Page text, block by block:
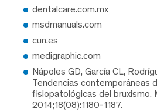
dentalcare.com.mx
msdmanuals.com
cun.es
medigraphic.com
Nápoles GD, García CL,
Tendencias contemporáneas
fisiopatológicas del bruxismo.
2014;18(08):1180-1187.